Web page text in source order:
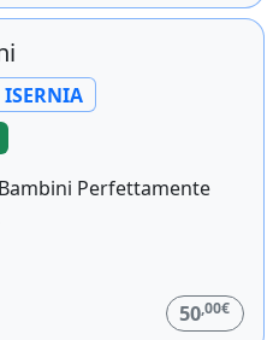
ISERNIA
Perfettamente
50,00€